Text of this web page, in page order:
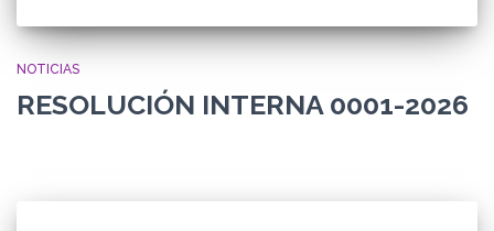
NOTICIAS
RESOLUCIÓN INTERNA 0001-2026